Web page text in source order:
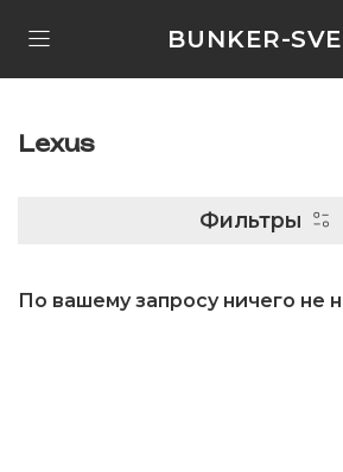
BUNKER-
Lexus
Фильтры
По вашему запросу ничего не